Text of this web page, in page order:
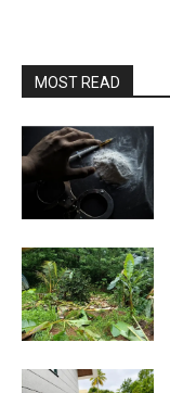
MOST READ